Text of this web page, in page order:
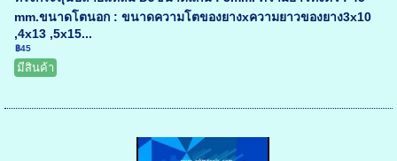
mm.ขนาดโตนอก : ขนาดความโตของยางxความยาวของยาง3x10
,4x13 ,5x15...
฿45
มีสินค้า